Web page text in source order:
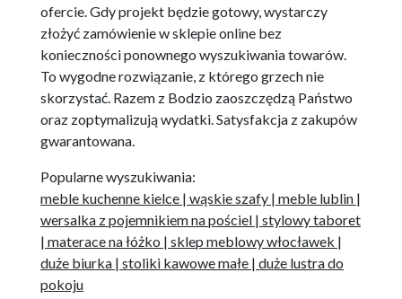
ofercie. Gdy projekt będzie gotowy, wystarczy
złożyć zamówienie w sklepie online bez
konieczności ponownego wyszukiwania towarów.
To wygodne rozwiązanie, z którego grzech nie
skorzystać. Razem z Bodzio zaoszczędzą Państwo
oraz zoptymalizują wydatki. Satysfakcja z zakupów
gwarantowana.
Popularne wyszukiwania:
meble kuchenne kielce | wąskie szafy | meble lublin |
wersalka z pojemnikiem na pościel | stylowy taboret
| materace na łóżko | sklep meblowy włocławek |
duże biurka | stoliki kawowe małe | duże lustra do
pokoju